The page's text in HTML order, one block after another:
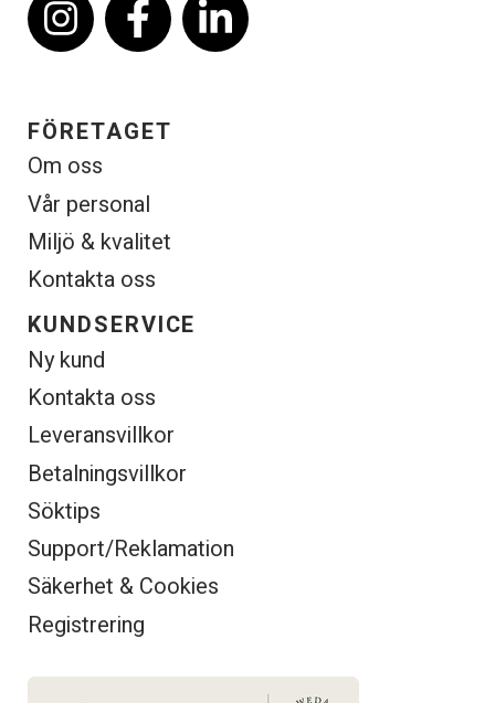
FÖRETAGET
Om oss
Vår personal
Miljö & kvalitet
Kontakta oss
KUNDSERVICE
Ny kund
Kontakta oss
Leveransvillkor
Betalningsvillkor
Söktips
Support/Reklamation
Säkerhet & Cookies
Registrering